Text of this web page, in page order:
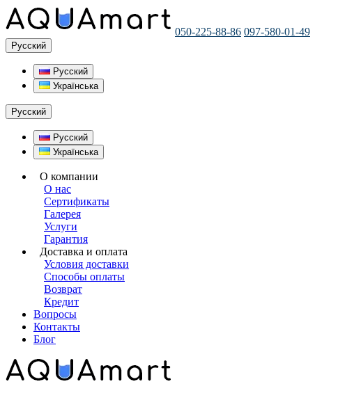
050-225-88-86 097-580-01-49
Русский
Русский
Українська
Русский
Русский
Українська
О компании
О нас
Сертификаты
Галерея
Услуги
Гарантия
Доставка и оплата
Условия доставки
Способы оплаты
Возврат
Кредит
Вопросы
Контакты
Блог